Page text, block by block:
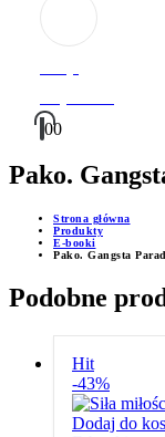
00
Pako.
Strona główna
Produkty
E-booki
Pako. Gangsta
Podobne
Hit
-43%
Dodaj do